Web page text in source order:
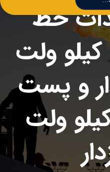
خط
انتقال 220 کیلو ولت
و پست
220 کیلو ولت